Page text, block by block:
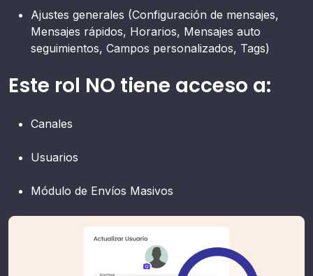
Ajustes generales (Configuración de mensajes,
Mensajes rápidos, Horarios, Mensajes auto
seguimientos, Campos personalizados, Tags)
Este rol NO tiene acceso a:
Canales
Usuarios
Módulo de Envíos Masivos